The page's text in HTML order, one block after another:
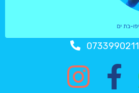
0733990211